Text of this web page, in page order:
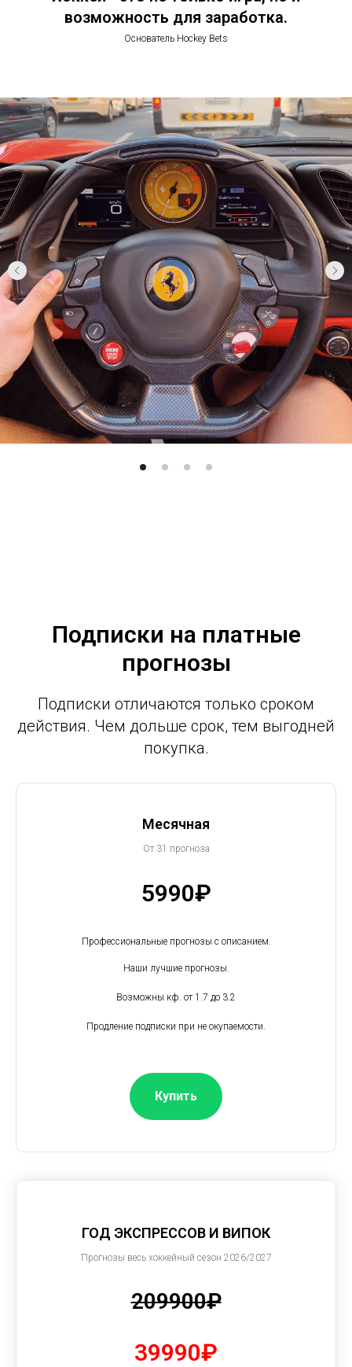
возможность для заработка.
Основатель Hockey Bets
Подписки на платные
прогнозы
Подписки отличаются только сроком
действия. Чем дольше срок, тем выгодней
покупка.
Месячная
От 31 прогноза
5990₽
Профессиональные прогнозы с описанием.
Наши лучшие прогнозы.
Возможны кф. от 1.7 до 3.2
Продление подписки при не окупаемости.
Купить
ГОД ЭКСПРЕССОВ И ВИПОК
Прогнозы весь хоккейный сезон 2026/2027
209900₽
39990₽